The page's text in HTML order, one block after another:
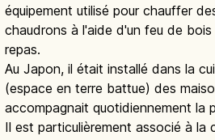
équipement utilisé pour chauffer
chaudrons à l'aide d'un feu de
repas.
Au Japon, il était installé dans la
(espace en terre battue) des
accompagnait quotidiennement la
Il est particulièrement associé à la